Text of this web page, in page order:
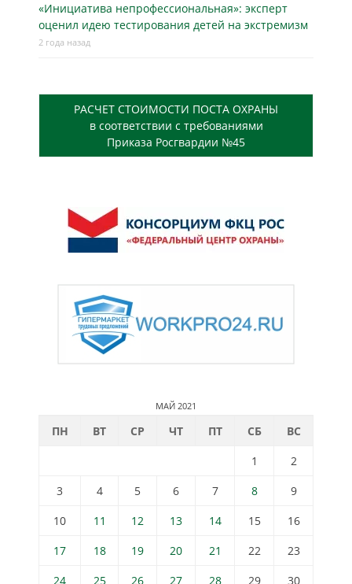
«Инициатива непрофессиональная»: эксперт
оценил идею тестирования детей на экстремизм
2 года назад
РАСЧЕТ СТОИМОСТИ ПОСТА ОХРАНЫ
в соответствии с требованиями
Приказа Росгвардии №45
МАЙ 2021
ПН ВТ СР ЧТ ПТ СБ
ВС
1
2
3
4 5 6 7 8
9
10
11 12 13 14 15
16
17
18 19 20 21 22
23
24
25 26 27 28 29
30